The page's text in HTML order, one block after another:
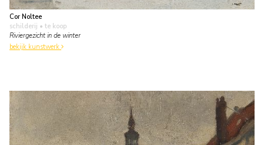
Cor Noltee
schilderij • te koop
Riviergezicht in de winter
bekijk kunstwerk